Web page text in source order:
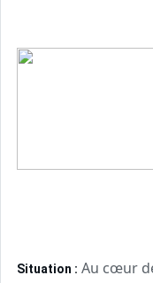
Situation : Au cœur